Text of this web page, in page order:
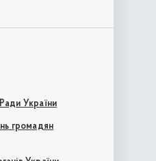
України
громадян